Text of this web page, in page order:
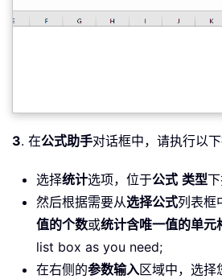
3. 在公式助手对话框中，请执行以下
选择统计选项，位于公式 类型下
然后根据需要从选择公式列表框
值的个数或统计含唯一值的单元
list box as you need;
在右侧的参数输入区域中，选择